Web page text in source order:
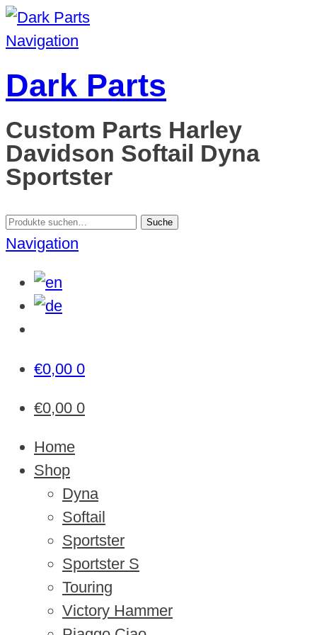
Navigation
Dark Parts
Custom Parts Harley
Davidson Softail Dyna
Sportster
Suche
nach:
Suche
Navigation
€0,00 0
€0,00 0
Home
Shop
Dyna
Softail
Sportster
Sportster S
Touring
Victory Hammer